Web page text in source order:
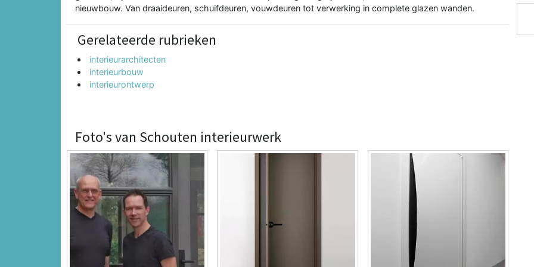
nieuwbouw. Van draaideuren, schuifdeuren, vouwdeuren tot verwerking in complete glazen wanden.
Gerelateerde rubrieken
interieurarchitecten
interieurbouw
interieurontwerp
Foto's van Schouten interieurwerk